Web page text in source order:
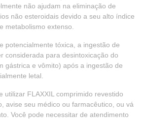
não ajudam na eliminação de
não esteroidais devido a seu alto índice
metabolismo extenso.
potencialmente tóxica, a ingestão de
considerada para desintoxicação do
gástrica e vômito) após a ingestão de
letal.
utilizar FLAXXIL comprimido revestido
avise seu médico ou farmacêutico, ou vá
Você pode necessitar de atendimento